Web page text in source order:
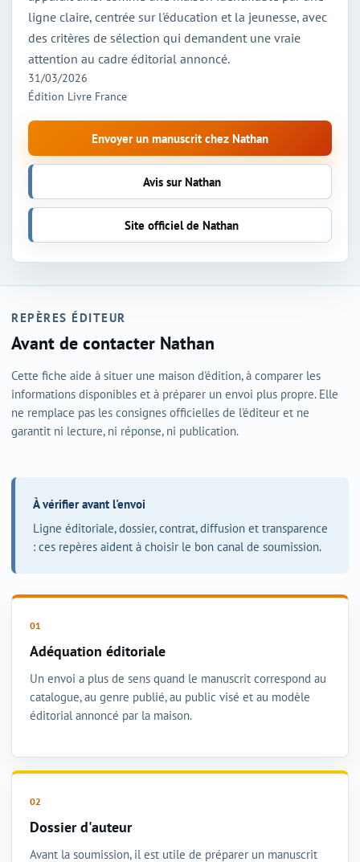
ligne claire, centrée sur l'éducation et la jeunesse, avec
des critères de sélection qui demandent une vraie
attention au cadre éditorial annoncé.
31/03/2026
Édition Livre France
Envoyer un manuscrit chez Nathan
Avis sur Nathan
Site officiel de Nathan
REPÈRES ÉDITEUR
Avant de contacter Nathan
Cette fiche aide à situer une maison d'édition, à comparer les
informations disponibles et à préparer un envoi plus propre. Elle
ne remplace pas les consignes officielles de l'éditeur et ne
garantit ni lecture, ni réponse, ni publication.
À vérifier avant l'envoi
Ligne éditoriale, dossier, contrat, diffusion et transparence
: ces repères aident à choisir le bon canal de soumission.
Adéquation éditoriale
Un envoi a plus de sens quand le manuscrit correspond au
catalogue, au genre publié, au public visé et au modèle
éditorial annoncé par la maison.
Dossier d'auteur
Avant la soumission, il est utile de préparer un manuscrit